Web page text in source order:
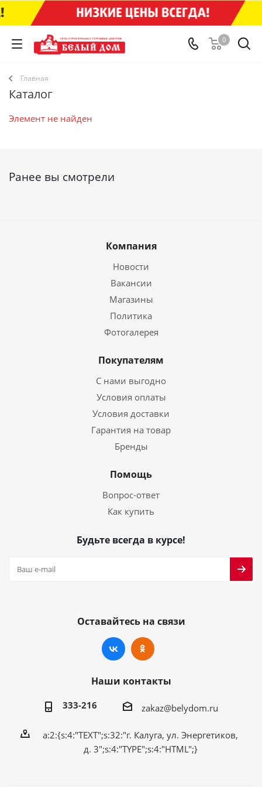
0
Главная
Каталог
Элемент не найден
Ранее вы смотрели
Компания
Новости
Вакансии
Магазины
Политика
Фотогалерея
Покупателям
С нами выгодно
Условия оплаты
Условия доставки
Гарантия на товар
Бренды
Помощь
Вопрос-ответ
Как купить
Будьте всегда в курсе!
Оставайтесь на связи
Наши контакты
333-216 zakaz@belydom.ru
a:2:{s:4:"TEXT";s:32:"г. Калуга, ул. Энергетиков,
д. 3";s:4:"TYPE";s:4:"HTML";}